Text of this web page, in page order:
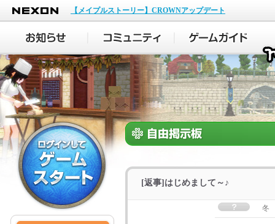
NEXON
【メイプルストーリー】CROWNアップデート
[返事]はじめまして～♪
冬